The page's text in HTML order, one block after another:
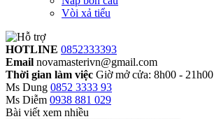
Vòi xả tiểu
HOTLINE 0852333393
Email novamasterivn@gmail.com
Thời gian làm việc Giờ mở cửa: 8h00 - 21h00
Ms Dung 0852 3333 93
Ms Diễm 0938 881 029
Bài viết xem nhiều